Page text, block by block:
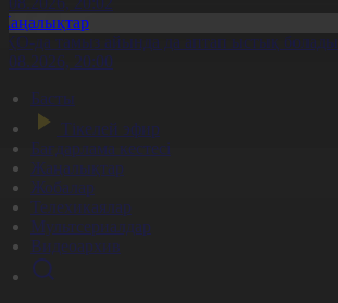
да тамыз айында да аптап ыстық болады
20:00
Басты
Тікелей эфир
Бағдарлама кестесі
Жаңалықтар
Жобалар
Телехикаялар
Мультсериалдар
Видеоархив